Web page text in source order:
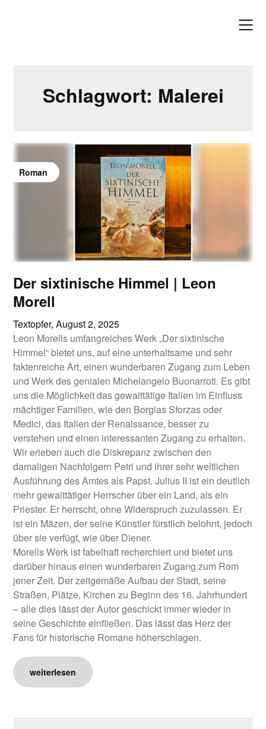
Schlagwort: Malerei
Roman
Der sixtinische Himmel | Leon
Morell
Textopfer,August 2, 2025
Leon Morells umfangreiches Werk „Der sixtinische
Himmel“ bietet uns, auf eine unterhaltsame und sehr
faktenreiche Art, einen wunderbaren Zugang zum Leben
und Werk des genialen Michelangelo Buonarroti. Es gibt
uns die Möglichkeit das gewalttätige Italien im Einfluss
mächtiger Familien, wie den Borgias Sforzas oder
Medici, das Italien der Renaissance, besser zu
verstehen und einen interessanten Zugang zu erhalten.
Wir erleben auch die Diskrepanz zwischen den
damaligen Nachfolgern Petri und ihrer sehr weltlichen
Ausführung des Amtes als Papst. Julius II ist ein deutlich
mehr gewalttätiger Herrscher über ein Land, als ein
Priester. Er herrscht, ohne Widerspruch zuzulassen. Er
ist ein Mäzen, der seine Künstler fürstlich belohnt, jedoch
über sie verfügt, wie über Diener.
Morells Werk ist fabelhaft recherchiert und bietet uns
darüber hinaus einen wunderbaren Zugang zum Rom
jener Zeit. Der zeitgemäße Aufbau der Stadt, seine
Straßen, Plätze, Kirchen zu Beginn des 16. Jahrhundert
– alle dies lässt der Autor geschickt immer wieder in
seine Geschichte einfließen. Das lässt das Herz der
Fans für historische Romane höherschlagen.
weiterlesen